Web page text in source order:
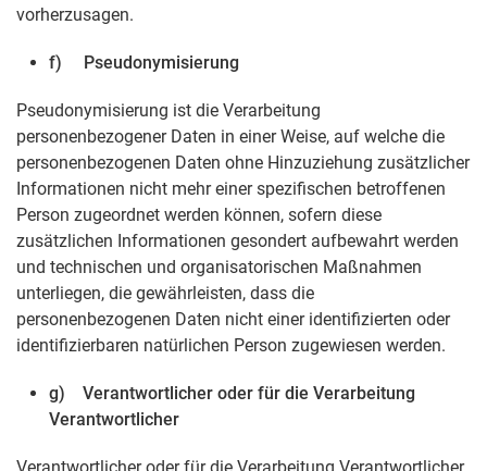
vorherzusagen.
f) Pseudonymisierung
Pseudonymisierung ist die Verarbeitung
personenbezogener Daten in einer Weise, auf welche die
personenbezogenen Daten ohne Hinzuziehung zusätzlicher
Informationen nicht mehr einer spezifischen betroffenen
Person zugeordnet werden können, sofern diese
zusätzlichen Informationen gesondert aufbewahrt werden
und technischen und organisatorischen Maßnahmen
unterliegen, die gewährleisten, dass die
personenbezogenen Daten nicht einer identifizierten oder
identifizierbaren natürlichen Person zugewiesen werden.
g) Verantwortlicher oder für die Verarbeitung
Verantwortlicher